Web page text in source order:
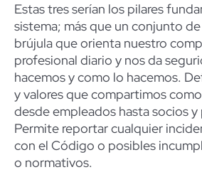
Estas tres serían los pilares
sistema; más que un conjunto
brújula que orienta nuestro
profesional diario y nos da
hacemos y como lo hacemos.
y valores que compartimos
desde empleados hasta socios y
Permite reportar cualquier
con el Código o posibles
o normativos.